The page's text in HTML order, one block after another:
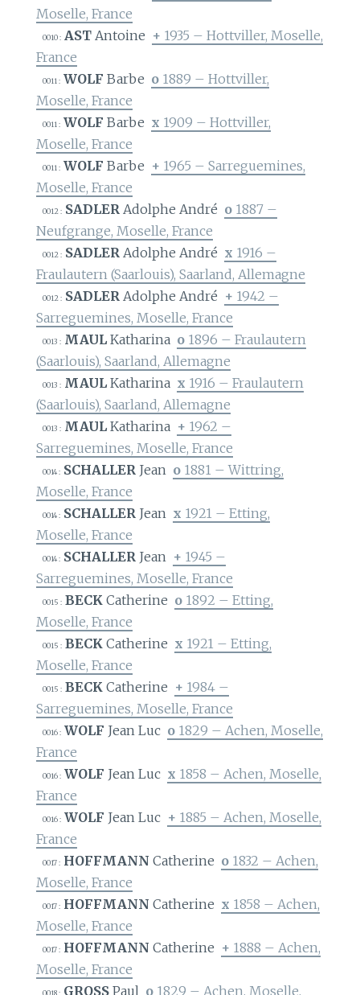
Moselle, France
0010 : AST Antoine + 1935 – Hottviller, Moselle,
France
0011 : WOLF Barbe o 1889 – Hottviller,
Moselle, France
0011 : WOLF Barbe x 1909 – Hottviller,
Moselle, France
0011 : WOLF Barbe + 1965 – Sarreguemines,
Moselle, France
0012 : SADLER Adolphe André o 1887 –
Neufgrange, Moselle, France
0012 : SADLER Adolphe André x 1916 –
Fraulautern (Saarlouis), Saarland, Allemagne
0012 : SADLER Adolphe André + 1942 –
Sarreguemines, Moselle, France
0013 : MAUL Katharina o 1896 – Fraulautern
(Saarlouis), Saarland, Allemagne
0013 : MAUL Katharina x 1916 – Fraulautern
(Saarlouis), Saarland, Allemagne
0013 : MAUL Katharina + 1962 –
Sarreguemines, Moselle, France
0014 : SCHALLER Jean o 1881 – Wittring,
Moselle, France
0014 : SCHALLER Jean x 1921 – Etting,
Moselle, France
0014 : SCHALLER Jean + 1945 –
Sarreguemines, Moselle, France
0015 : BECK Catherine o 1892 – Etting,
Moselle, France
0015 : BECK Catherine x 1921 – Etting,
Moselle, France
0015 : BECK Catherine + 1984 –
Sarreguemines, Moselle, France
0016 : WOLF Jean Luc o 1829 – Achen, Moselle,
France
0016 : WOLF Jean Luc x 1858 – Achen, Moselle,
France
0016 : WOLF Jean Luc + 1885 – Achen, Moselle,
France
0017 : HOFFMANN Catherine o 1832 – Achen,
Moselle, France
0017 : HOFFMANN Catherine x 1858 – Achen,
Moselle, France
0017 : HOFFMANN Catherine + 1888 – Achen,
Moselle, France
0018 : GROSS Paul o 1829 – Achen, Moselle,